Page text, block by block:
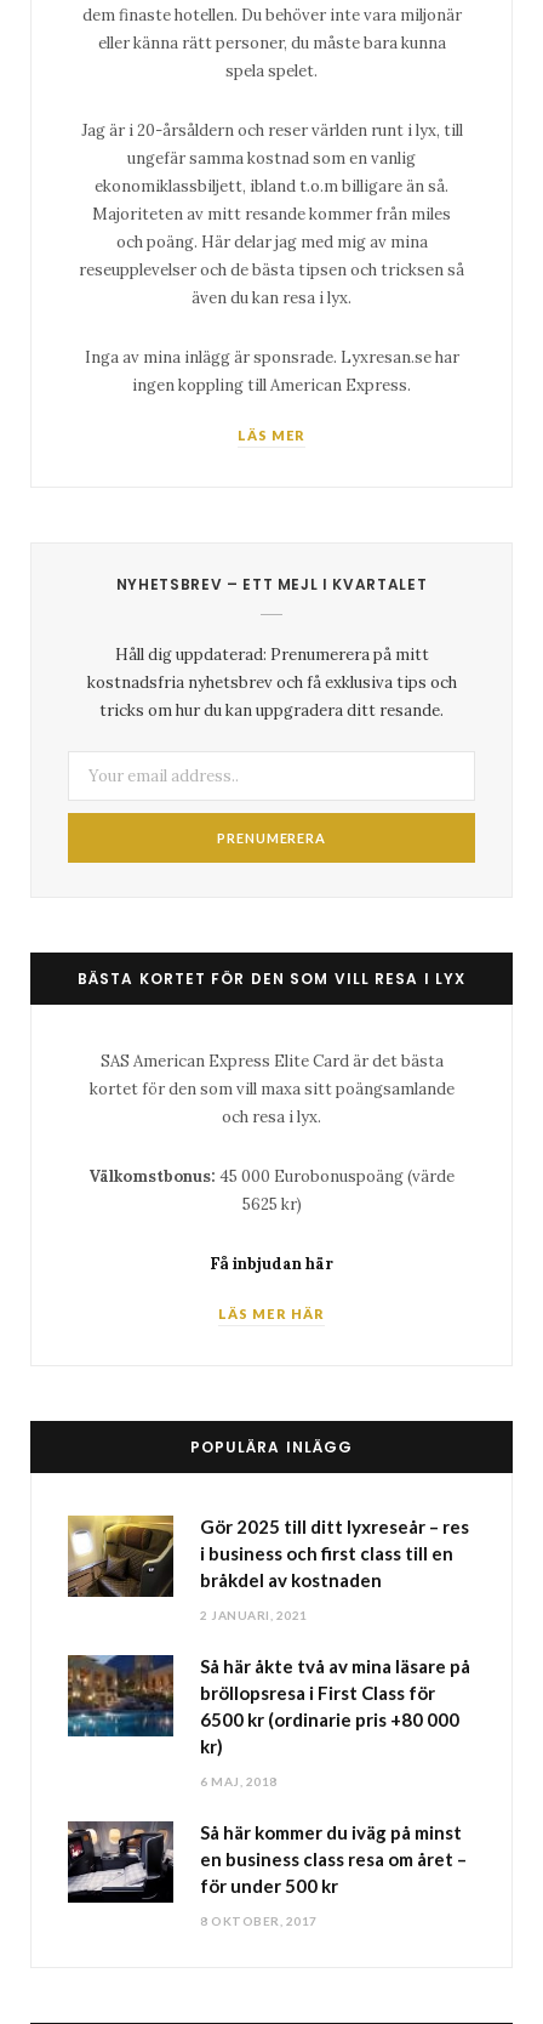
dem finaste hotellen. Du behöver inte vara miljonär
eller känna rätt personer, du måste bara kunna
spela spelet.
Jag är i 20-årsåldern och reser världen runt i lyx, till
ungefär samma kostnad som en vanlig
ekonomiklassbiljett, ibland t.o.m billigare än så.
Majoriteten av mitt resande kommer från miles
och poäng. Här delar jag med mig av mina
reseupplevelser och de bästa tipsen och tricksen så
även du kan resa i lyx.
Inga av mina inlägg är sponsrade. Lyxresan.se har
ingen koppling till American Express.
LÄS MER
NYHETSBREV – ETT MEJL I KVARTALET
Håll dig uppdaterad: Prenumerera på mitt
kostnadsfria nyhetsbrev och få exklusiva tips och
tricks om hur du kan uppgradera ditt resande.
BÄSTA KORTET FÖR DEN SOM VILL RESA I LYX
SAS American Express Elite Card är det bästa
kortet för den som vill maxa sitt poängsamlande
och resa i lyx.
Välkomstbonus: 45 000 Eurobonuspoäng (värde
5625 kr)
Få inbjudan här
LÄS MER HÄR
POPULÄRA INLÄGG
Gör 2025 till ditt lyxreseår – res
i business och first class till en
bråkdel av kostnaden
2 JANUARI, 2021
Så här åkte två av mina läsare på
bröllopsresa i First Class för
6500 kr (ordinarie pris +80 000
kr)
6 MAJ, 2018
Så här kommer du iväg på minst
en business class resa om året –
för under 500 kr
8 OKTOBER, 2017